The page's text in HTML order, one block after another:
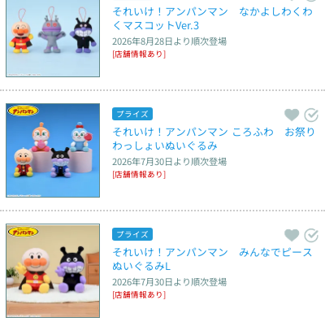
それいけ！アンパンマン　なかよしわくわ
くマスコットVer.3
2026年8月28日より順次登場
[店舗情報あり]
プライズ
それいけ！アンパンマン ころふわ　お祭り
わっしょいぬいぐるみ
2026年7月30日より順次登場
[店舗情報あり]
プライズ
それいけ！アンパンマン　みんなでピース
ぬいぐるみL
2026年7月30日より順次登場
[店舗情報あり]